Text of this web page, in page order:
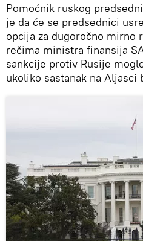
Pomoćnik ruskog
je da će se predsednici
opcija za dugoročno mirno
rečima ministra finansija
sankcije protiv Rusije
ukoliko sastanak na Aljasci